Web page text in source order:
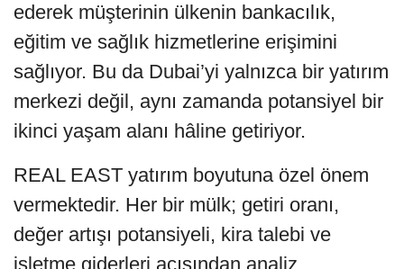
ederek müşterinin ülkenin bankacılık,
eğitim ve sağlık hizmetlerine erişimini
sağlıyor. Bu da Dubai’yi yalnızca bir yatırım
merkezi değil, aynı zamanda potansiyel bir
ikinci yaşam alanı hâline getiriyor.
REAL EAST yatırım boyutuna özel önem
vermektedir. Her bir mülk; getiri oranı,
değer artışı potansiyeli, kira talebi ve
işletme giderleri açısından analiz